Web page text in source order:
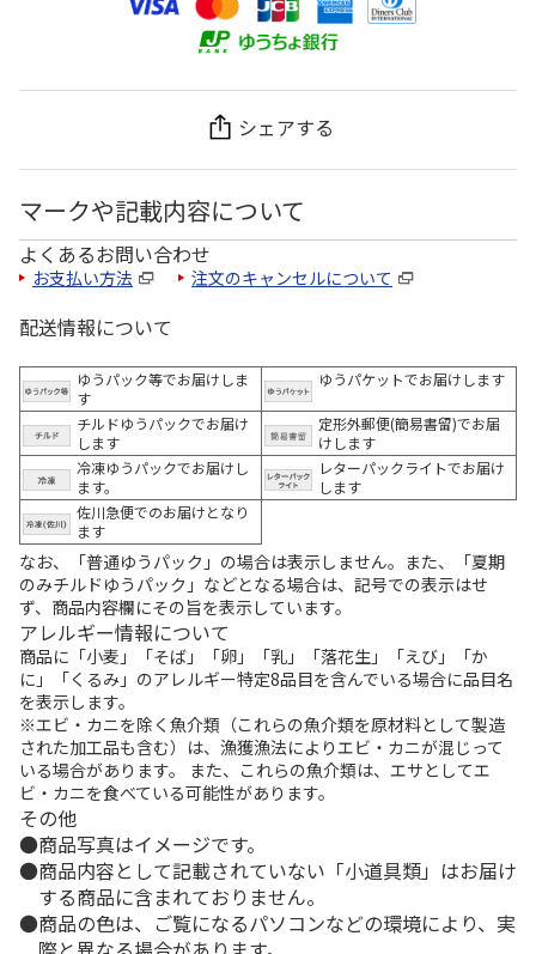
シェアする
マークや記載内容について
よくあるお問い合わせ
お支払い方法 注文のキャンセルについて
配送情報について
ゆうパック等でお届けしま
す
ゆうパケットでお届けします
チルドゆうパックでお届け
します
定形外郵便(簡易書留)でお届
けします
冷凍ゆうパックでお届けし
ます。
レターパックライトでお届け
します
佐川急便でのお届けとなり
ます
なお、「普通ゆうパック」の場合は表示しません。また、「夏期
のみチルドゆうパック」などとなる場合は、記号での表示はせ
ず、商品内容欄にその旨を表示しています。
アレルギー情報について
商品に「小麦」「そば」「卵」「乳」「落花生」「えび」「か
に」「くるみ」のアレルギー特定8品目を含んでいる場合に品目名
を表示します。
※エビ・カニを除く魚介類（これらの魚介類を原材料として製造
された加工品も含む）は、漁獲漁法によりエビ・カニが混じって
いる場合があります。 また、これらの魚介類は、エサとしてエ
ビ・カニを食べている可能性があります。
その他
商品写真はイメージです。
商品内容として記載されていない「小道具類」はお届け
する商品に含まれておりません。
商品の色は、ご覧になるパソコンなどの環境により、実